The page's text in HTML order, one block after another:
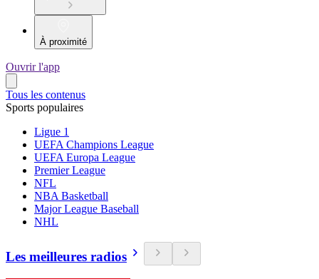
À proximité
Ouvrir l'app
Tous les contenus
Sports populaires
Ligue 1
UEFA Champions League
UEFA Europa League
Premier League
NFL
NBA Basketball
Major League Baseball
NHL
Les meilleures radios